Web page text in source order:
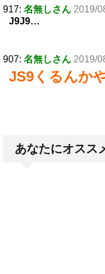
917: 名無しさん 2019/
J9J9…
907: 名無しさん 2019/
JS9くるんか
あなたにオスス